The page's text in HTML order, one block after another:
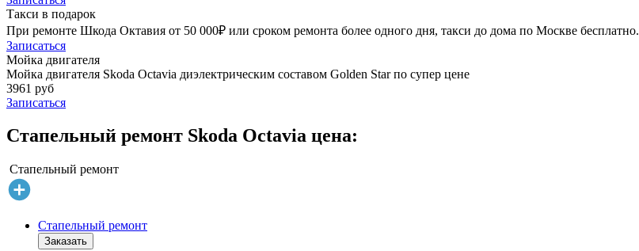
Такси в подарок
При ремонте Шкода Октавия от 50 000₽ или сроком ремонта более одного дня, такси до дома по Москве бесплатно.
Записаться
Мойка двигателя
Мойка двигателя Skoda Octavia диэлектрическим составом Golden Star по супер цене
3961 руб
Записаться
Стапельный ремонт Skoda Octavia цена:
Стапельный ремонт
Стапельный ремонт
Заказать